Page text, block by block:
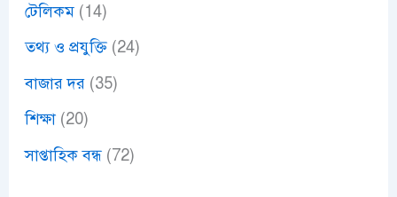
টেলিকম(14)
তথ্য ও প্রযুক্তি(24)
বাজার দর(35)
শিক্ষা(20)
সাপ্তাহিক বন্ধ(72)